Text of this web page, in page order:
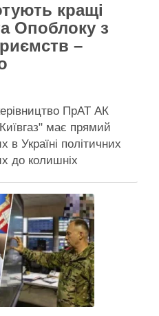
кращі
Опоблоку з
–
ПрАТ АК
має прямий
в Україні політичних
до колишніх
критичними
що перебувають у
люди, що
з проросійськими